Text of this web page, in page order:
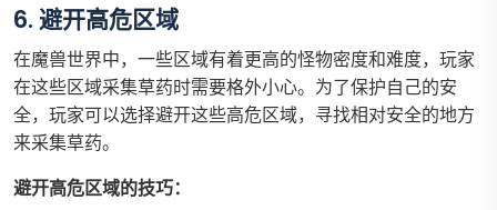
6. 避开高危区域
在魔兽世界中，一些区域有着更高的怪物密度和难度，玩家
在这些区域采集草药时需要格外小心。为了保护自己的安
全，玩家可以选择避开这些高危区域，寻找相对安全的地方
来采集草药。
避开高危区域的技巧：